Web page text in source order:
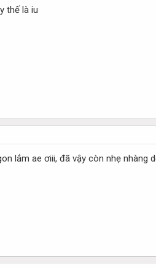
thế là iu
lắm ae ơiii, đã vậy còn nhẹ nhàng